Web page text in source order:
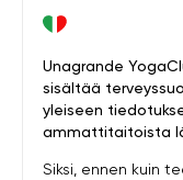
Unagrande
sisältää
yleiseen
ammattitaitoista
Siksi, ennen kuin